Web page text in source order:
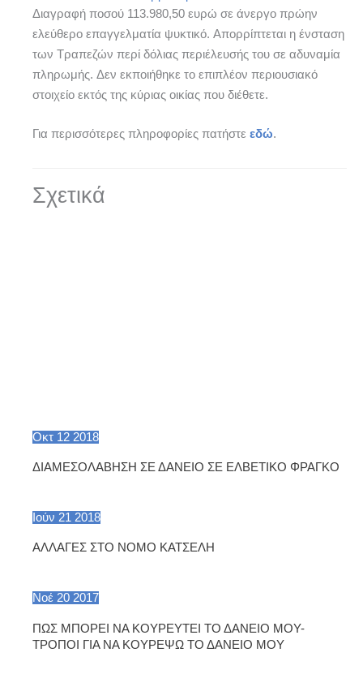
Διαγραφή ποσού 113.980,50 ευρώ σε άνεργο πρώην
ελεύθερο επαγγελματία ψυκτικό. Απορρίπτεται η ένσταση
των Τραπεζών περί δόλιας περιέλευσής του σε αδυναμία
πληρωμής. Δεν εκποιήθηκε το επιπλέον περιουσιακό
στοιχείο εκτός της κύριας οικίας που διέθετε.
Για περισσότερες πληροφορίες πατήστε εδώ.
Σχετικά
Οκτ 12 2018
ΔΙΑΜΕΣΟΛΑΒΗΣΗ ΣΕ ΔΑΝΕΙΟ ΣΕ ΕΛΒΕΤΙΚΟ ΦΡΑΓΚΟ
Ιούν 21 2018
ΑΛΛΑΓΕΣ ΣΤΟ ΝΟΜΟ ΚΑΤΣΕΛΗ
Νοέ 20 2017
ΠΩΣ ΜΠΟΡΕΙ ΝΑ ΚΟΥΡΕΥΤΕΙ ΤΟ ΔΑΝΕΙΟ ΜΟΥ-
ΤΡΟΠΟΙ ΓΙΑ ΝΑ ΚΟΥΡΕΨΩ ΤΟ ΔΑΝΕΙΟ ΜΟΥ